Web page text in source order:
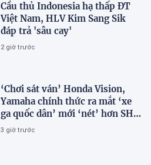
Cầu thủ Indonesia hạ thấp ĐT
Việt Nam, HLV Kim Sang Sik
đáp trả 'sâu cay'
2 giờ trước
‘Chơi sát ván’ Honda Vision,
Yamaha chính thức ra mắt ‘xe
ga quốc dân’ mới ‘nét’ hơn SH
Mode, giá rẻ chỉ 34 triệu đồng
3 giờ trước